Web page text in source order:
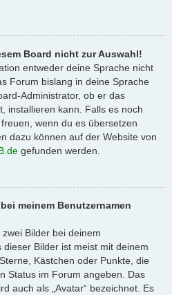
Board nicht zur Auswahl!
entweder deine Sprache nicht
Forum bislang in deine Sprache
Administrator, ob er das
installieren kann. Falls es noch
wenn du es übersetzen
dazu können auf der Website von
gefunden werden.
meinem Benutzernamen
Bilder bei deinem
Bilder ist meist mit deinem
Kästchen oder Punkte, die
Status im Forum angeben. Das
auch als „Avatar“ bezeichnet. Es